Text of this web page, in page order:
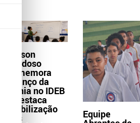
Wilson
Cardoso
comemora
avanço da
Bahia no IDEB
e destaca
mobilização
dos Equipe